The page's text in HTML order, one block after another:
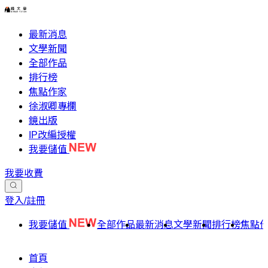
最新消息
文學新聞
全部作品
排行榜
焦點作家
徐淑卿專欄
鏡出版
IP改編授權
我要儲值
我要收費
登入/註冊
我要儲值 全部作品最新消息文學新聞排行榜焦點
首頁